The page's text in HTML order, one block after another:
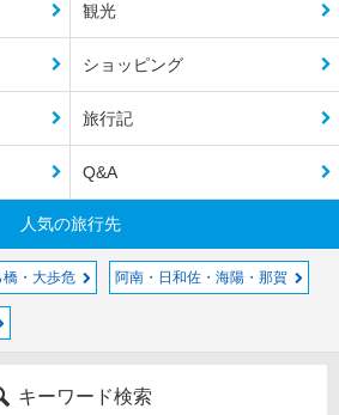
観光
ショッピング
旅行記
Q&A
人気の旅行先
・大歩危 阿南・日和佐・海陽・那賀
キーワード検索